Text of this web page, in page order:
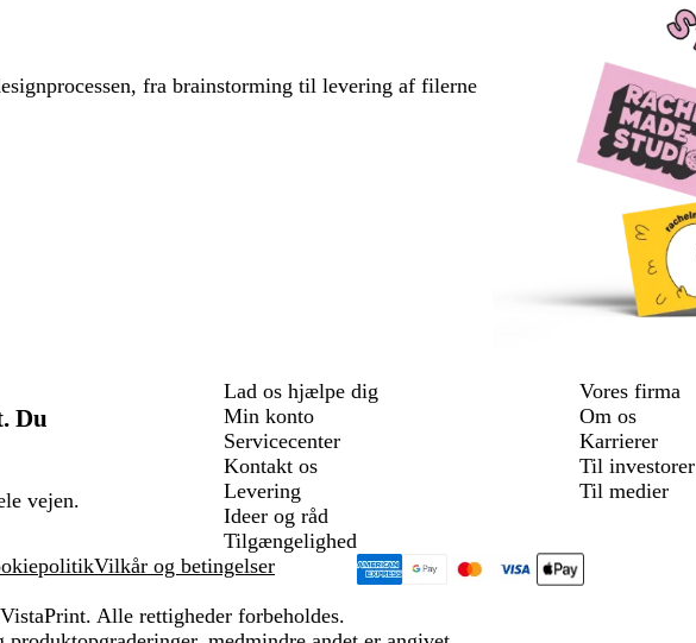
fra brainstorming til levering af filerne
Du
vejen.
Lad os hjælpe dig
Min konto
Servicecenter
Kontakt os
Levering
Ideer og råd
Tilgængelighed
Vores firma
Om os
Karrierer
Til investorer
Til medier
Vilkår og betingelser
Alle rettigheder forbeholdes.